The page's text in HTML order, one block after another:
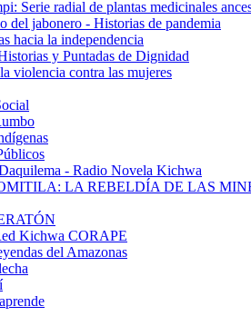
Serie radial de plantas medicinales
del jabonero - Historias de pandemia
hacia la independencia
y Puntadas de Dignidad
violencia contra las mujeres
- Radio Novela Kichwa
LA REBELDÍA DE LAS
Kichwa CORAPE
del Amazonas